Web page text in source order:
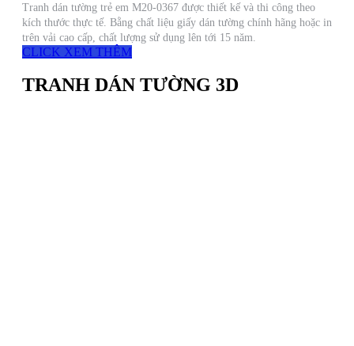
Tranh dán tường trẻ em M20-0367 được thiết kế và thi công theo
kích thước thực tế. Bằng chất liệu giấy dán tường chính hãng hoặc in
trên vải cao cấp, chất lượng sử dụng lên tới 15 năm.
CLICK XEM THÊM
TRANH DÁN TƯỜNG 3D